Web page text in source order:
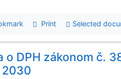
Print Selected
o DPH zákonom č.
2030